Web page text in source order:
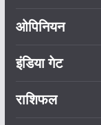
ओपिनियन
इंडिया गेट
राशिफल